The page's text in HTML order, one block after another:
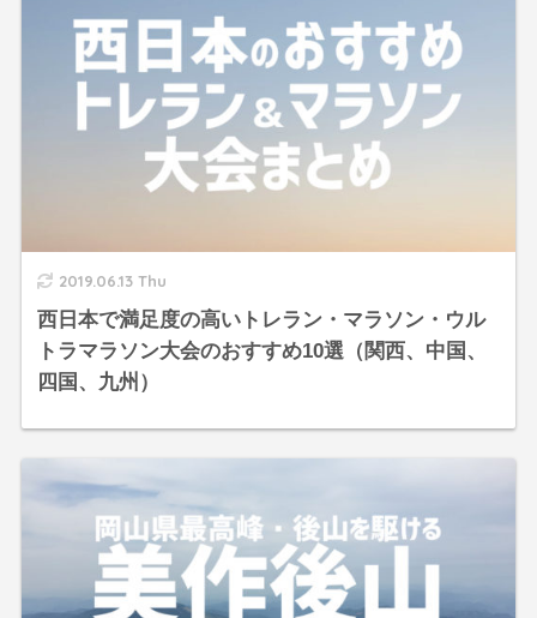
2019.06.13 Thu
西日本で満足度の高いトレラン・マラソン・ウル
トラマラソン大会のおすすめ10選（関西、中国、
四国、九州）